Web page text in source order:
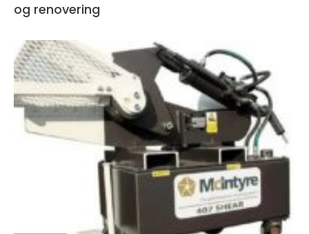
og renovering